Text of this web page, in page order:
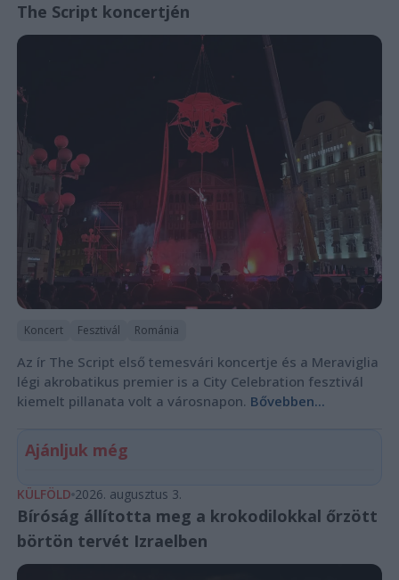
The Script koncertjén
Koncert Fesztivál Románia
Az ír The Script első temesvári koncertje és a Meraviglia
légi akrobatikus premier is a City Celebration fesztivál
kiemelt pillanata volt a városnapon. Bővebben...
Ajánljuk még
KÜLFÖLD 2026. augusztus 3.
Bíróság állította meg a krokodilokkal őrzött
börtön tervét Izraelben